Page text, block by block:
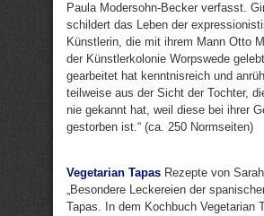
Paula Modersohn-Becker verfasst.
schildert das Leben der
Künstlerin, die mit ihrem Mann Otto
der Künstlerkolonie Worpswede
gearbeitet hat kenntnisreich und
teilweise aus der Sicht der Tochter,
nie gekannt hat, weil diese bei ihrer
gestorben ist.“ (ca. 250 Normseiten)
Vegetarian Tapas Rezepte von
„Besondere Leckereien der
Tapas. In dem Kochbuch Vegetarian